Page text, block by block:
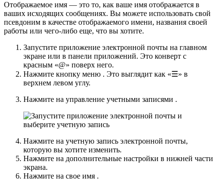
Отображаемое имя — это то, как ваше имя отображается в
ваших исходящих сообщениях. Вы можете использовать свой
псевдоним в качестве отображаемого имени, названия своей
работы или чего-либо еще, что вы хотите.
Запустите приложение электронной почты на главном
экране или в панели приложений. Это конверт с
красным «@» поверх него.
Нажмите кнопку меню . Это выглядит как «☰» в
верхнем левом углу.
Нажмите на управление учетными записями .
Нажмите на учетную запись электронной почты,
которую вы хотите изменить.
Нажмите на дополнительные настройки в нижней части
экрана.
Нажмите на свое имя .